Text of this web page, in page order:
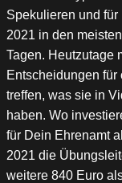
Spekulieren und
2021 in den
Tagen. Heutzutage
Entscheidungen
treffen, was sie in
haben. Wo
für Dein Ehrenamt
2021 die
weitere 840 Euro